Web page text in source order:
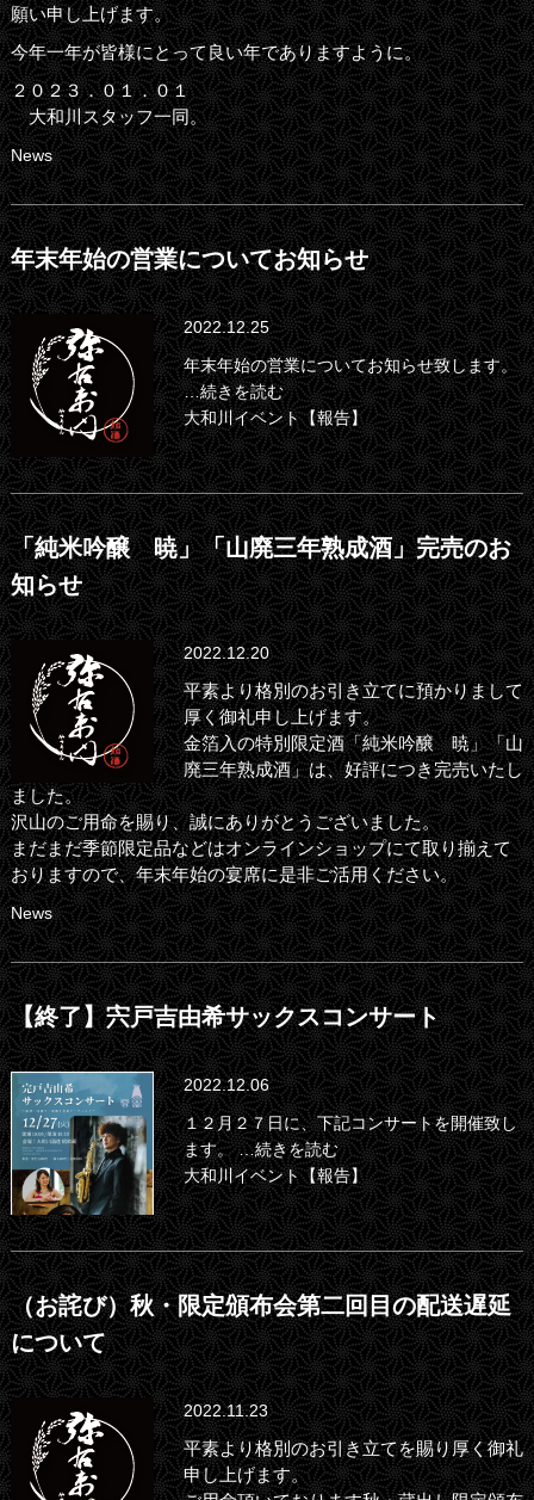
願い申し上げます。
今年一年が皆様にとって良い年でありますように。
２０２３．０１．０１
大和川スタッフ一同。
News
年末年始の営業についてお知らせ
2022.12.25
年末年始の営業についてお知らせ致します。
…続きを読む
大和川イベント【報告】
「純米吟醸 暁」「山廃三年熟成酒」完売のお
知らせ
2022.12.20
平素より格別のお引き立てに預かりまして
厚く御礼申し上げます。
金箔入の特別限定酒「純米吟醸 暁」「山
廃三年熟成酒」は、好評につき完売いたし
ました。
沢山のご用命を賜り、誠にありがとうございました。
まだまだ季節限定品などはオンラインショップにて取り揃えて
おりますので、年末年始の宴席に是非ご活用ください。
News
【終了】宍戸吉由希サックスコンサート
2022.12.06
１２月２７日に、下記コンサートを開催致し
ます。…続きを読む
大和川イベント【報告】
（お詫び）秋・限定頒布会第二回目の配送遅延
について
2022.11.23
平素より格別のお引き立てを賜り厚く御礼
申し上げます。